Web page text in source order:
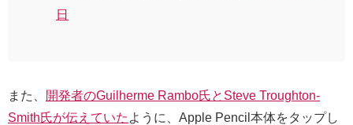
日
また、
開発者のGuilherme Rambo氏とSteve Troughton-
Smith氏が伝えていた ように、Apple Pencil本体をタップし